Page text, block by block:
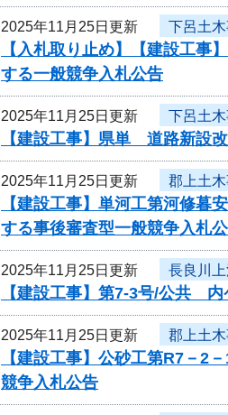
2025年11月25日更新 下呂土
【入札取り止め】【建設工
する一般競争入札公告
2025年11月25日更新 下呂土
【建設工事】県単 道路新設
2025年11月25日更新 郡上土
【建設工事】単河工第河修
する事後審査型一般競争入札
2025年11月25日更新 長良川
【建設工事】第7-3号/公共
2025年11月25日更新 郡上土
【建設工事】公砂工第R7－2
競争入札公告